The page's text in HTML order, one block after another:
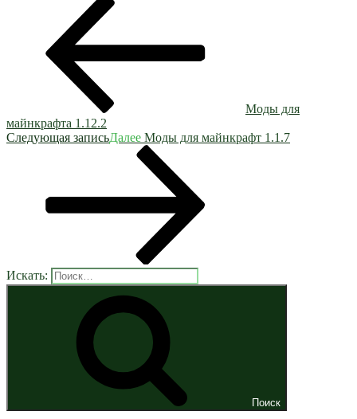
Моды для
майнкрафта 1.12.2
Следующая записьДалее Моды для майнкрафт 1.1.7
Искать:
Поиск